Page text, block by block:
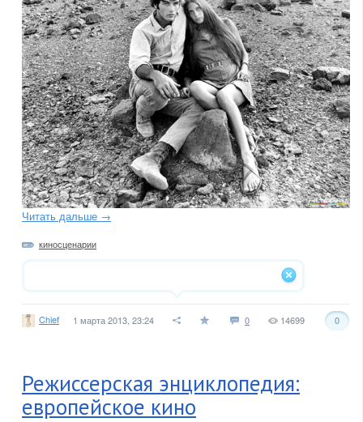
Читать дальше →
киносценарии
Chief 1 марта 2013, 23:24 0 0
14699
Режиссерская энциклопедия:
европейское кино